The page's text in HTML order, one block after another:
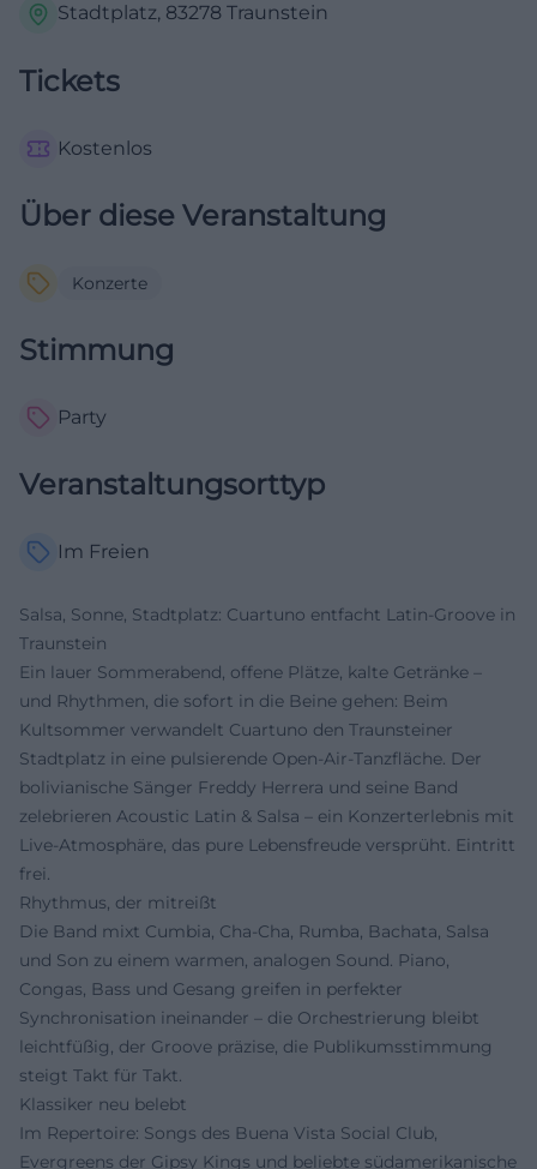
Stadtplatz, 83278 Traunstein
Tickets
Kostenlos
Über diese Veranstaltung
Konzerte
Stimmung
Party
Veranstaltungsorttyp
Im Freien
Salsa, Sonne, Stadtplatz: Cuartuno entfacht Latin-Groove in
Traunstein
Ein lauer Sommerabend, offene Plätze, kalte Getränke –
und Rhythmen, die sofort in die Beine gehen: Beim
Kultsommer verwandelt Cuartuno den Traunsteiner
Stadtplatz in eine pulsierende Open-Air-Tanzfläche. Der
bolivianische Sänger Freddy Herrera und seine Band
zelebrieren Acoustic Latin & Salsa – ein Konzerterlebnis mit
Live-Atmosphäre, das pure Lebensfreude versprüht. Eintritt
frei.
Rhythmus, der mitreißt
Die Band mixt Cumbia, Cha-Cha, Rumba, Bachata, Salsa
und Son zu einem warmen, analogen Sound. Piano,
Congas, Bass und Gesang greifen in perfekter
Synchronisation ineinander – die Orchestrierung bleibt
leichtfüßig, der Groove präzise, die Publikumsstimmung
steigt Takt für Takt.
Klassiker neu belebt
Im Repertoire: Songs des Buena Vista Social Club,
Evergreens der Gipsy Kings und beliebte südamerikanische